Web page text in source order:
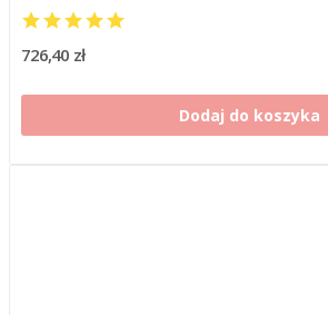
726,40 zł
Dodaj do koszyka